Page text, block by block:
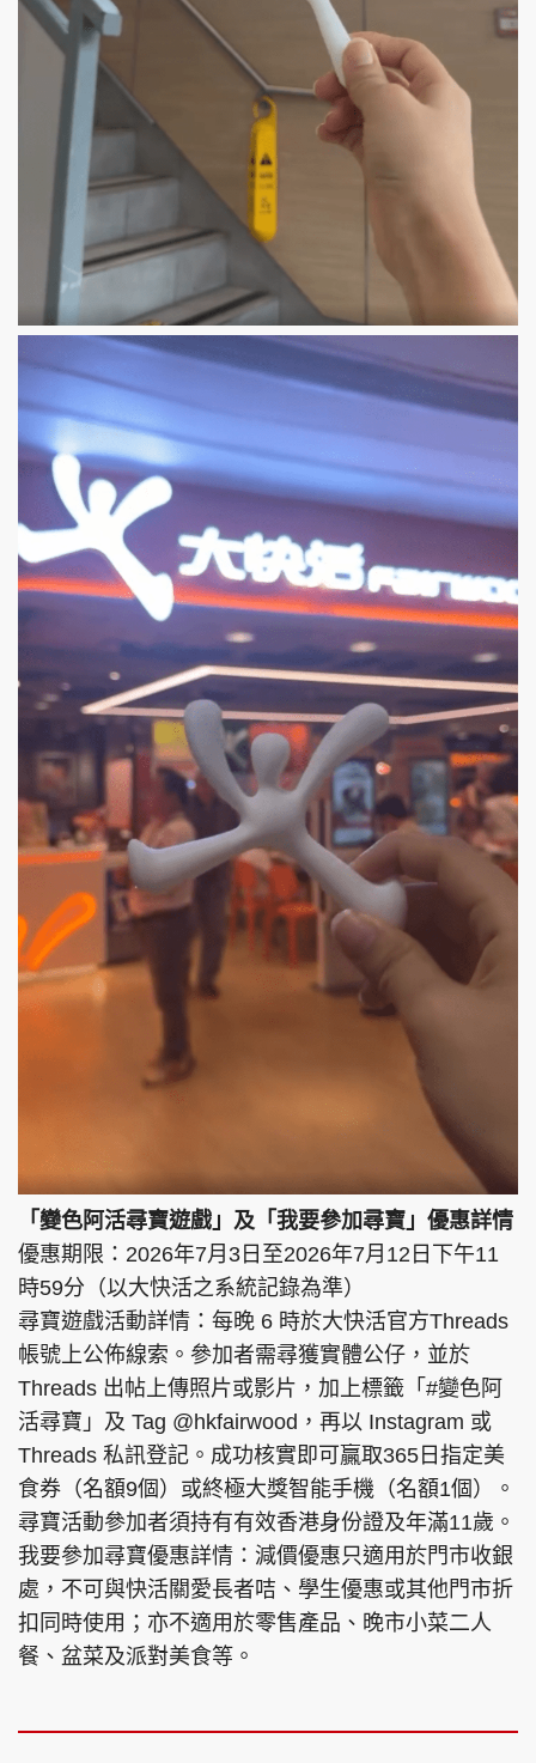
「變色阿活尋寶遊戲」及「我要參加尋寶」優惠詳情
優惠期限：2026年7月3日至2026年7月12日下午11
時59分（以大快活之系統記錄為準）
尋寶遊戲活動詳情：每晚 6 時於大快活官方Threads
帳號上公佈線索。參加者需尋獲實體公仔，並於
Threads 出帖上傳照片或影片，加上標籤「#變色阿
活尋寶」及 Tag @hkfairwood，再以 Instagram 或
Threads 私訊登記。成功核實即可贏取365日指定美
食券（名額9個）或終極大獎智能手機（名額1個）。
尋寶活動參加者須持有有效香港身份證及年滿11歲。
我要參加尋寶優惠詳情：減價優惠只適用於門市收銀
處，不可與快活關愛長者咭、學生優惠或其他門市折
扣同時使用；亦不適用於零售產品、晚市小菜二人
餐、盆菜及派對美食等。